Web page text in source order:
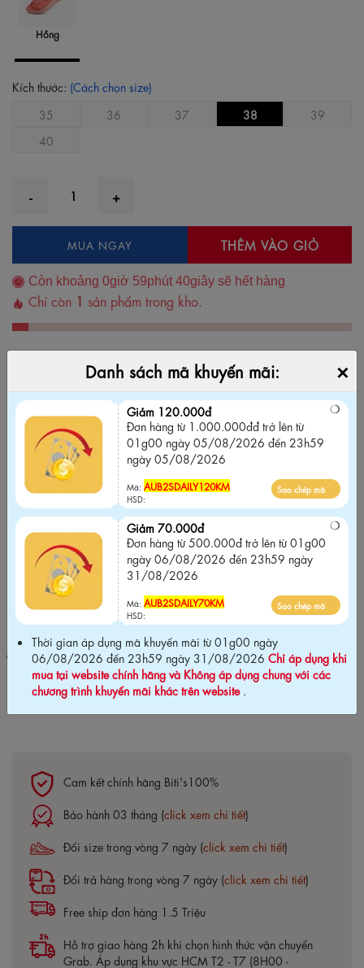
Hồng
Kích thước: (Cách chọn size)
35
36 37 38
39
40
MUA NGAY THÊM VÀO GIỎ
Còn khoảng 0giờ 59phút 39giây sẽ hết hàng
Chỉ còn 1 sản phẩm trong kho.
Thêm vào yêu thích Bỏ yêu thích
Giảm 120.000đ
Đơn hàng từ 1.000.000đđ trở lên từ 01g00
ngày 05/08/2026 đến 23h59 ngày
05/08/2026
Mã: AUB2SDAILY120KM
HSD:
Giảm 70.000đ
Đơn hàng từ 500.000đ trở lên từ 01g00
ngày 06/08/2026 đến 23h59 ngày
31/08/2026
Mã:AUB2SDAILY70KM
HSD:
Sao chép mã
Thời gian áp dụng mã khuyến mãi từ 01g00 ngày 06/08/2026
đến 23h59 ngày 31/08/2026 Chỉ áp dụng khi mua tại website
chính hãng và Không áp dụng chung với các chương trình khuyến
mãi khác trên website
Cam kết chính hãng Biti's100%
Bảo hành 03 tháng (click xem chi tiết)
Đổi size trong vòng 7 ngày (click xem chi tiết)
Đổi trả hàng trong vòng 7 ngày (click xem chi tiết)
Free ship đơn hàng 1.5 Triệu
Hỗ trợ giao hàng 2h khi chọn hình thức vận chuyển
Grab. Áp dụng khu vực HCM T2 - T7 (8H00 -
Danh sách mã khuyến mãi: ×
Giảm 120.000đ
Đơn hàng từ 1.000.000đđ trở lên từ
01g00 ngày 05/08/2026 đến 23h59
ngày 05/08/2026
Mã: AUB2SDAILY120KM
HSD:
Sao chép mã
Giảm 70.000đ
Đơn hàng từ 500.000đ trở lên từ 01g00
ngày 06/08/2026 đến 23h59 ngày
31/08/2026
Mã: AUB2SDAILY70KM
HSD:
Sao chép mã
Thời gian áp dụng mã khuyến mãi từ 01g00 ngày
06/08/2026 đến 23h59 ngày 31/08/2026 Chỉ áp dụng khi
mua tại website chính hãng và Không áp dụng chung với các
chương trình khuyến mãi khác trên website